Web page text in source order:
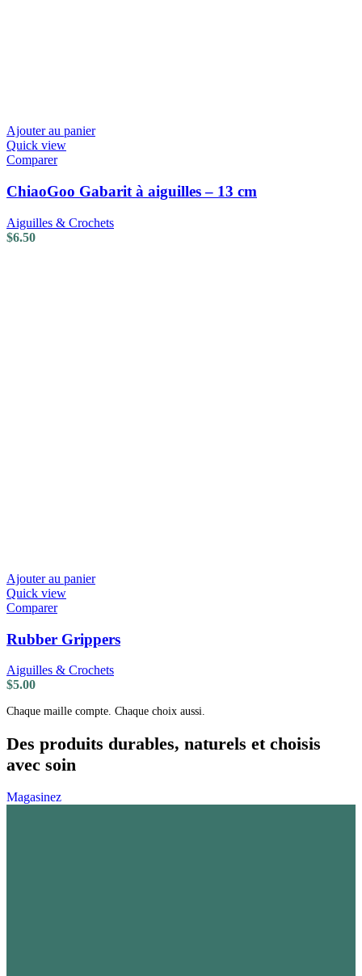
Ajouter au panier
Quick view
Comparer
ChiaoGoo Gabarit à aiguilles – 13 cm
Aiguilles & Crochets
$6.50
Ajouter au panier
Quick view
Comparer
Rubber Grippers
Aiguilles & Crochets
$5.00
Chaque maille compte. Chaque choix aussi.
Des produits durables, naturels et choisis
avec soin
Magasinez